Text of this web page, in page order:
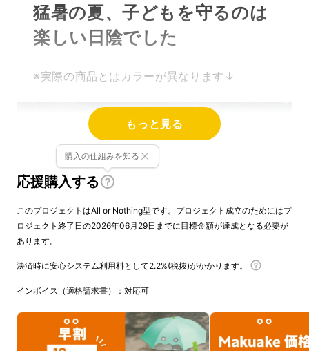
猛暑の夏、子どもを守るのは
楽しい日陰でした
※実際の商品とはカラーが異なります↓
もっと見る
応援購入する
購入の仕組みを知る
このプロジェクトはAll or Nothing型です。プロジェクト成立のためにはプ
ロジェクト終了日の2026年06月29日までに目標金額が達成となる必要が
あります。
決済時に安心システム利用料として2.2%(税抜)がかかります。
インボイス（適格請求書）：対応可